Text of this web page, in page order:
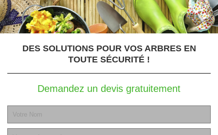
DES SOLUTIONS POUR VOS ARBRES EN
TOUTE SÉCURITÉ !
Demandez un devis gratuitement